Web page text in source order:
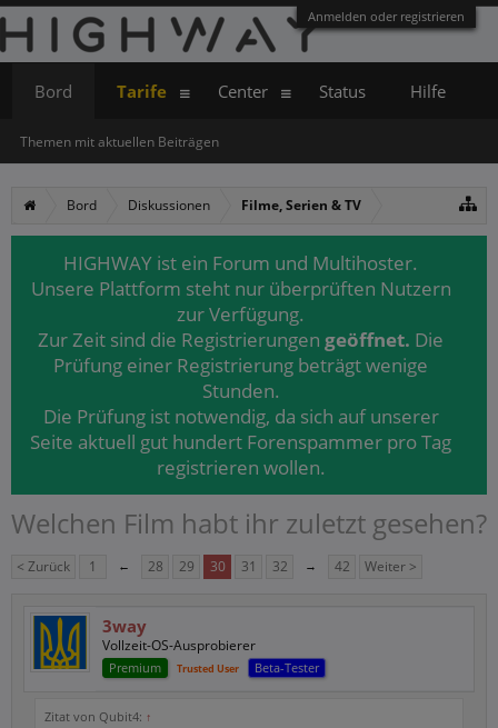
Anmelden oder registrieren
Bord Diskussionen Filme, Serien & TV
HIGHWAY ist ein Forum und Multihoster.
Unsere Plattform steht nur überprüften Nutzern
zur Verfügung.
Zur Zeit sind die Registrierungen geöffnet. Die
Prüfung einer Registrierung beträgt wenige
Stunden.
Die Prüfung ist notwendig, da sich auf unserer
Seite aktuell gut hundert Forenspammer pro Tag
registrieren wollen.
Welchen Film habt ihr zuletzt gesehen?
< Zurück 1 ← 28 29 30 31 32 → 42 Weiter >
3way
Vollzeit-OS-Ausprobierer
Premium Trusted User Beta-Tester
Zitat von Qubit4: ↑
Bord
Themen mit aktuellen Beiträgen
Tarife Center Status Hilfe